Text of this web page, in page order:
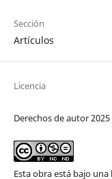
Sección
Artículos
Licencia
Derechos de autor
Esta obra está bajo